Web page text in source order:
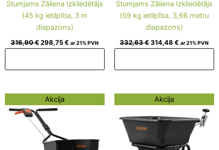
Stumjams Zāliena Izkliedētājs
(45 kg ietilpība, 3 m
diapazons)
316,90€298,75€ ar 21% PVN
Stumjams Zāliena Izkliedētājs
(59 kg ietilpība, 3,66 metru
diapazons)
332,63€314,48 € ar 21% PVN
Akcija
Original
price
was:
141,45 €.
price
Akcija
Original
price
466,94 €.
price
448,79 €.